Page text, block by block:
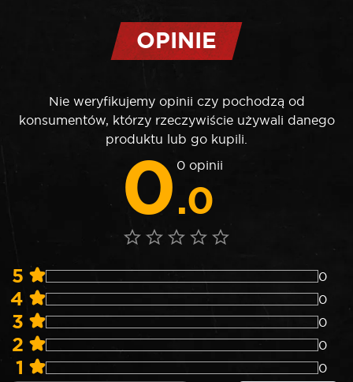
OPINIE
Nie weryfikujemy opinii czy pochodzą od
konsumentów, którzy rzeczywiście używali danego
produktu lub go kupili.
0.0
0 opinii
5 0
4 0
3 0
2 0
1 0